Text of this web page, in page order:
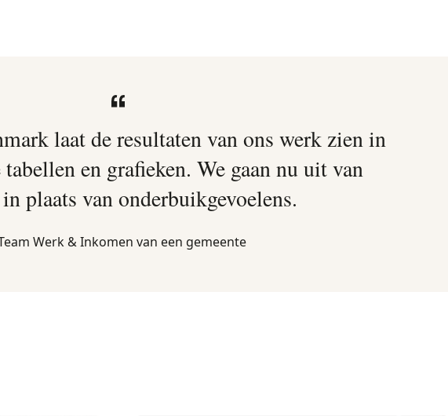
laat de resultaten van ons werk zien in
en grafieken. We gaan nu uit van
plaats van onderbuikgevoelens.
Werk & Inkomen van een gemeente